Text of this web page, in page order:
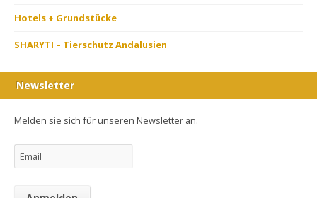
Hotels + Grundstücke
SHARYTI – Tierschutz Andalusien
Newsletter
Melden sie sich für unseren Newsletter an.